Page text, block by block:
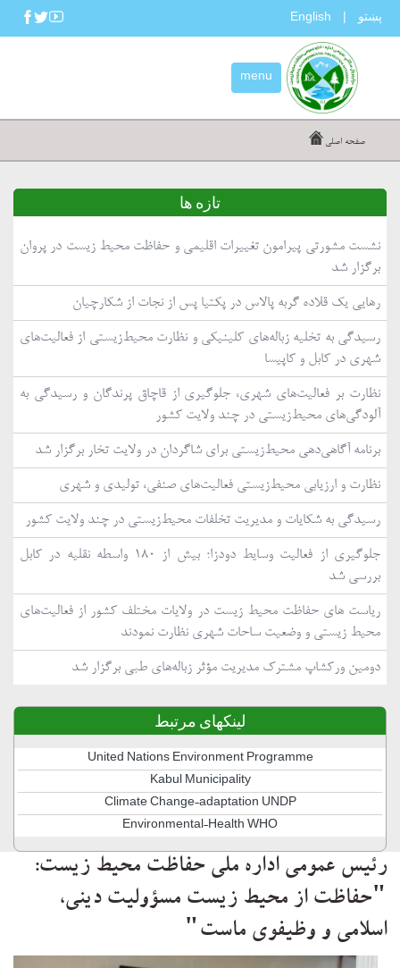
English پښتو
menu
صفحه اصلی
تازه ها
نشست مشورتی پیرامون تغییرات اقلیمی و حفاظت محیط زیست در پروان
برگزار شد
رهایی یک قلاده گربه پالاس در پکتیا پس از نجات از شکارچیان
رسیدگی به تخلیه زباله‌های کلینیکی و نظارت محیط‌زیستی از فعالیت‌های
شهری در کابل و کاپیسا
نظارت بر فعالیت‌های شهری، جلوگیری از قاچاق پرندگان و رسیدگی به
آلودگی‌های محیط‌زیستی در چند ولایت کشور
برنامه آگاهی‌دهی محیط‌زیستی برای شاگردان در ولایت تخار برگزار شد
نظارت و ارزیابی محیط‌زیستی فعالیت‌های صنفی، تولیدی و شهری
رسیدگی به شکایات و مدیریت تخلفات محیط‌زیستی در چند ولایت کشور
جلوگیری از فعالیت وسایط دودزا؛ بیش از ۱۸۰ واسطه نقلیه در کابل
بررسی شد
ریاست های حفاظت محیط زیست در ولایات مختلف کشور از فعالیت‌های
محیط زیستی و وضعیت ساحات شهری نظارت نمودند
دومین ورکشاپ مشترک مدیریت مؤثر زباله‌های طبی برگزار شد
لینکهای مرتبط
United Nations Environment Programme
Kabul Municipality
Climate Change-adaptation UNDP
Environmental-Health WHO
رئیس عمومی اداره ملی حفاظت محیط زیست:
"حفاظت از محیط زیست مسؤولیت دینی،
اسلامی و وظیفوی ماست"